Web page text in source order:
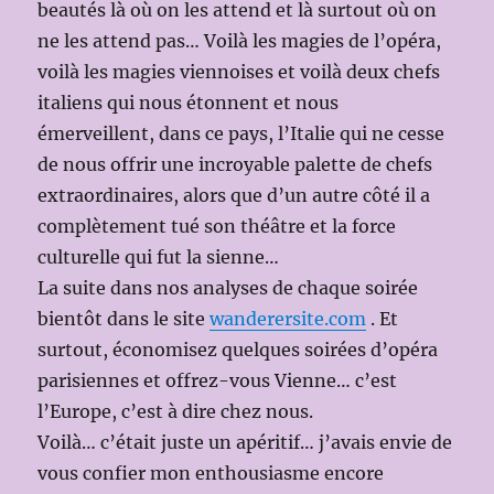
beautés là où on les attend et là surtout où on
ne les attend pas… Voilà les magies de l’opéra,
voilà les magies viennoises et voilà deux chefs
italiens qui nous étonnent et nous
émerveillent, dans ce pays, l’Italie qui ne cesse
de nous offrir une incroyable palette de chefs
extraordinaires, alors que d’un autre côté il a
complètement tué son théâtre et la force
culturelle qui fut la sienne…
La suite dans nos analyses de chaque soirée
bientôt dans le sitewanderersite.com . Et
surtout, économisez quelques soirées d’opéra
parisiennes et offrez-vous Vienne… c’est
l’Europe, c’est à dire chez nous.
Voilà… c’était juste un apéritif… j’avais envie de
vous confier mon enthousiasme encore